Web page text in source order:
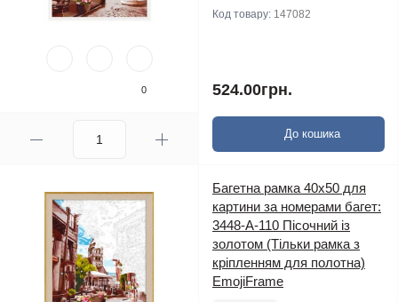
0
Код товару: 147082
524.00грн.
До кошика
Багетна рамка 40х50 для
картини за номерами багет:
3448-A-110 Пісочний із
золотом (Тільки рамка з
кріпленням для полотна)
EmojiFrame